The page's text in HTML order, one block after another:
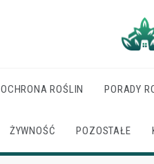
OCHRONA ROŚLIN PORADY
ŻYWNOŚĆ POZOSTAŁE